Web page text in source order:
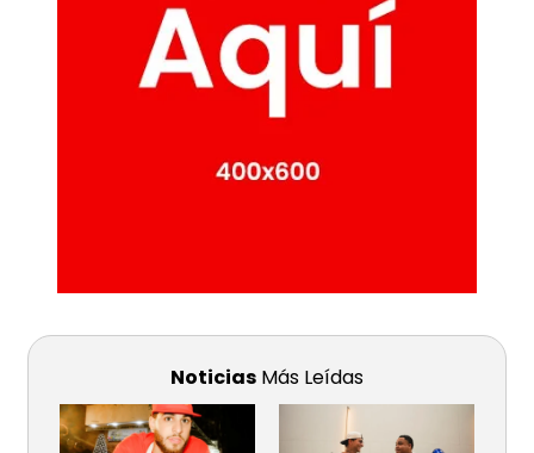
Noticias Más Leídas